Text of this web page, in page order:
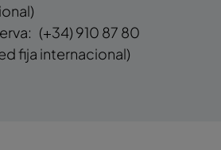
(+34) 910 87 80
fija internacional)